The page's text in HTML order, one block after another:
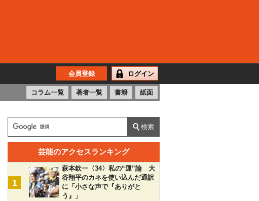
会員登録 ログイン
コラム一覧 著者一覧 書籍 紙面
芸能のアクセスランキング
1
萩本欽一〈34〉私の“運”論 大
谷翔平のカネを使い込んだ通訳
に「小さな声で『ありがと
う』」